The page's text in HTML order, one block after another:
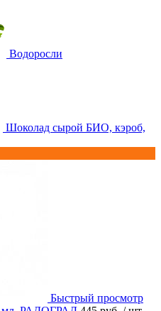
Водоросли
Шоколад сырой БИО, кэроб,
Быстрый просмотр